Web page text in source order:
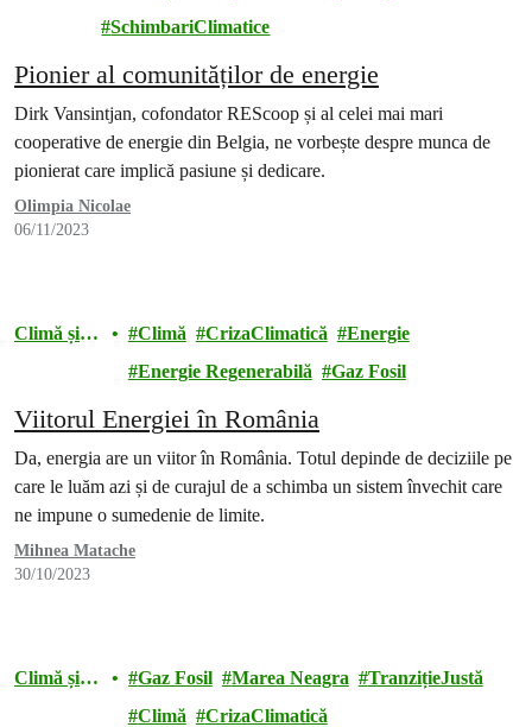
SchimbariClimatice
Pionier al comunităților de energie
Dirk Vansintjan, cofondator REScoop și al celei mai mari
cooperative de energie din Belgia, ne vorbește despre munca de
pionierat care implică pasiune și dedicare.
Olimpia Nicolae
06/11/2023
Climă și
Climă CrizaClimatică
Energie
Energie Regenerabilă
Gaz Fosil
Viitorul Energiei în România
Da, energia are un viitor în România. Totul depinde de deciziile pe
care le luăm azi și de curajul de a schimba un sistem învechit care
ne impune o sumedenie de limite.
Mihnea Matache
30/10/2023
Climă și
Gaz Fosil Marea Neagra
TranzițieJustă
Climă
CrizaClimatică